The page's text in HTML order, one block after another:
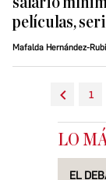
películas,
Mafalda Hernández-
1
LO
EL